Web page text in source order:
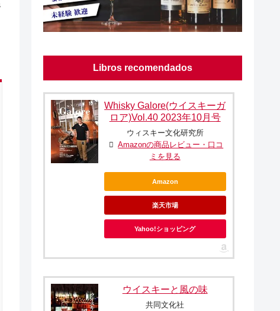
Libros recomendados
Whisky Galore(ウイスキーガ
ロア)Vol.40 2023年10月号
ウィスキー文化研究所
Amazonの商品レビュー・口コ
ミを見る
Amazon
楽天市場
Yahoo!ショッピング
ウイスキーと風の味
共同文化社